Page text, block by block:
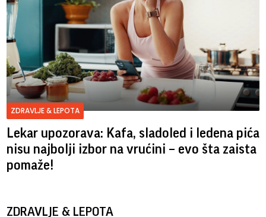
ZDRAVLJE & LEPOTA
Lekar upozorava: Kafa, sladoled i ledena pića
nisu najbolji izbor na vrućini – evo šta zaista
pomaže!
ZDRAVLJE & LEPOTA